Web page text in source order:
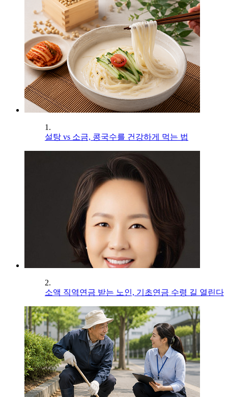
1.
설탕 vs 소금, 콩국수를 건강하게 먹는 법
2.
소액 직역연금 받는 노인, 기초연금 수령 길 열린다